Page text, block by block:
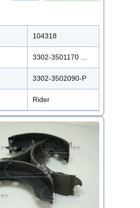
104318
3302-3501170 ...
3302-3502090-Р
Rider